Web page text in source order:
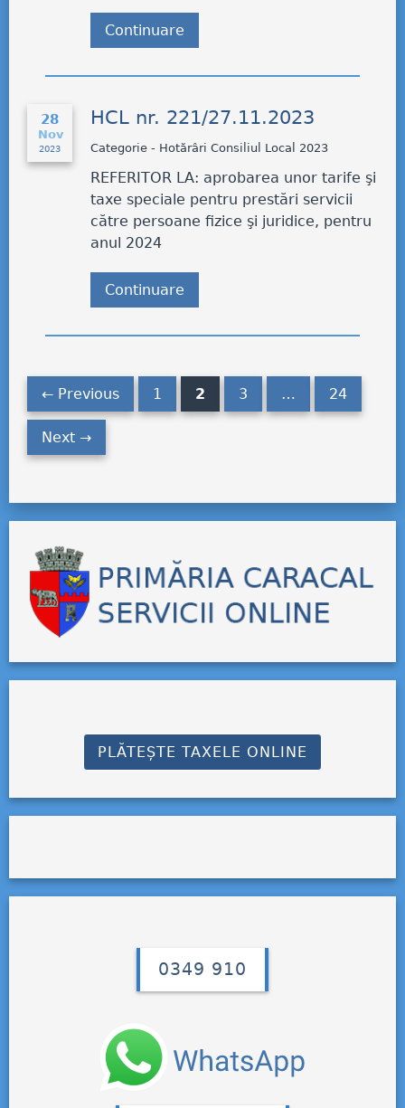
Continuare
28
Nov
2023
HCL nr. 221/27.11.2023
Categorie - Hotărâri Consiliul Local 2023
REFERITOR LA: aprobarea unor tarife şi
taxe speciale pentru prestări servicii
către persoane fizice şi juridice, pentru
anul 2024
Continuare
← Previous 1 2 3 … 24
Next →
PLĂTEȘTE TAXELE ONLINE
0349 910